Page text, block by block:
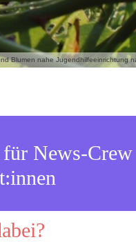
Blumen nahe Jugendhilfeeinrichtung
News-Crew